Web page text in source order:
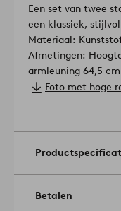
Een set van twee
een klassiek,
Materiaal:
Afmetingen:
armleuning 64,5
Maximaal gewicht:
staan mooi en het
zit.Artikelnummer:
Foto met hoge
Betalen